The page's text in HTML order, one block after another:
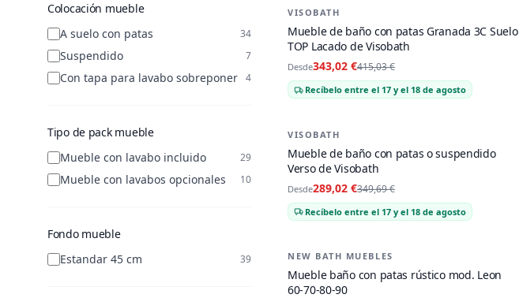
Colocación mueble
A suelo con patas
34
Suspendido 7
Con tapa para lavabo sobreponer 4
Tipo de pack mueble
Mueble con lavabo incluido
29
Mueble con lavabos opcionales 10
Fondo mueble
Estandar 45 cm
39
-17 %
VISOBATH
Mueble de baño con patas Granada 3C Suelo
TOP Lacado de Visobath
Desde343,02 €415,03 €
Recíbelo entre el 17 y el 18 de agosto
-17 %
VISOBATH
Mueble de baño con patas o suspendido
Verso de Visobath
Desde289,02 €349,69 €
Recíbelo entre el 17 y el 18 de agosto
-20 %
NEW BATH MUEBLES
Mueble baño con patas rústico mod. Leon
60-70-80-90